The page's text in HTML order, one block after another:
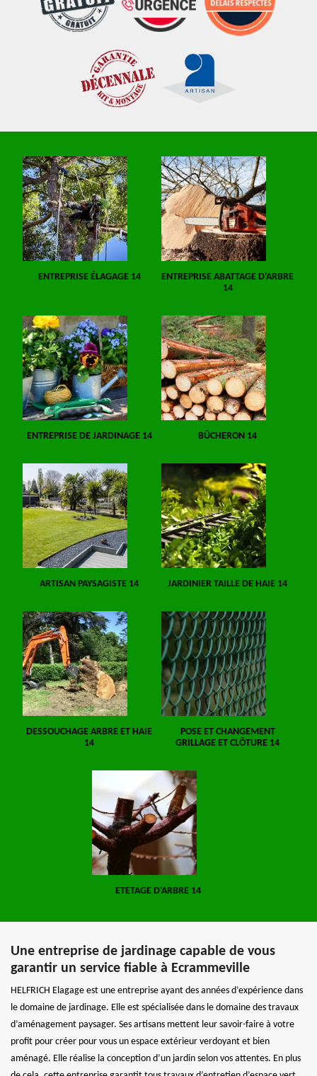
ENTREPRISE ÉLAGAGE 14
ENTREPRISE ABATTAGE D'ARBRE
14
ENTREPRISE DE JARDINAGE 14 BÛCHERON 14
ARTISAN PAYSAGISTE 14 JARDINIER TAILLE DE HAIE 14
DESSOUCHAGE ARBRE ET HAIE
14
POSE ET CHANGEMENT
GRILLAGE ET CLÔTURE 14
ETETAGE D'ARBRE 14
Une entreprise de jardinage capable de vous
garantir un service fiable à Ecrammeville
HELFRICH Elagage est une entreprise ayant des années d’expérience dans
le domaine de jardinage. Elle est spécialisée dans le domaine des travaux
d’aménagement paysager. Ses artisans mettent leur savoir-faire à votre
profit pour créer pour vous un espace extérieur verdoyant et bien
aménagé. Elle réalise la conception d’un jardin selon vos attentes. En plus